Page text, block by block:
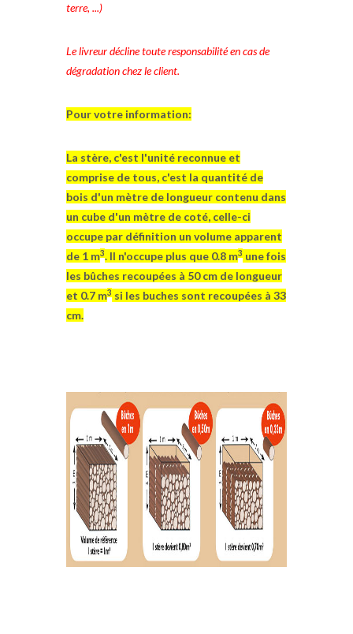
terre, ...)
Le livreur décline toute responsabilité en cas de
dégradation chez le client.
Pour votre information:
La stère, c'est l'unité reconnue et
comprise de tous, c'est la quantité de
bois d'un mètre de longueur contenu dans
un cube d'un mètre de coté, celle-ci
occupe par définition un volume apparent
de 1 m3. Il n'occupe plus que 0.8 m3 une fois
les bûches recoupées à 50 cm de longueur
et 0.7 m3 si les buches sont recoupées à 33
cm.